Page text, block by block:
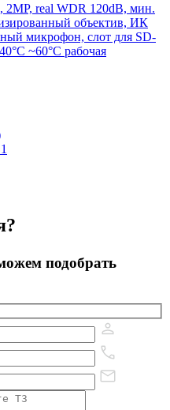
2MP, real WDR 120dB, мин.
объектив, ИК
микрофон, слот для SD-
~60°C рабочая
подобрать